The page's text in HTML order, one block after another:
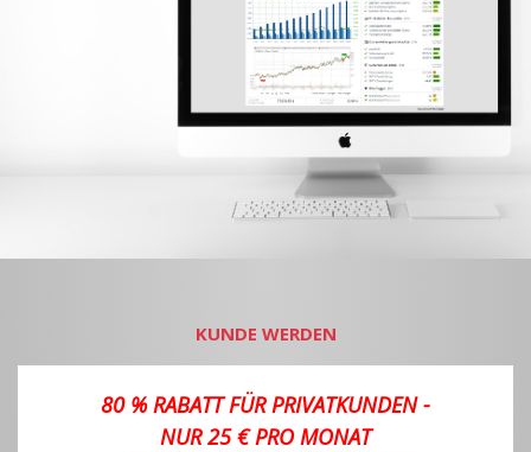
KUNDE WERDEN
80 % RABATT FÜR PRIVATKUNDEN -
NUR 25 € PRO MONAT